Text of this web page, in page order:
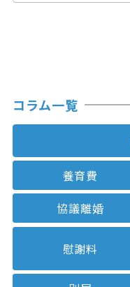
コラム一覧
養育費
協議離婚
慰謝料